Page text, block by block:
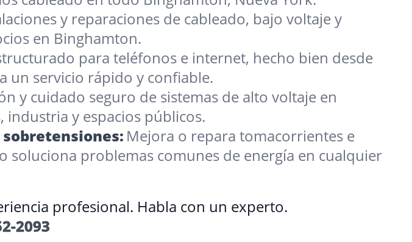
y reparaciones de cableado, bajo voltaje y
en Binghamton.
para teléfonos e internet, hecho bien desde
un servicio rápido y confiable.
y cuidado seguro de sistemas de alto voltaje en
industria y espacios públicos.
Mejora o repara tomacorrientes e
problemas comunes de energía en cualquier
profesional. Habla con un experto.
2093